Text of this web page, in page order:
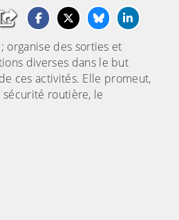
organise des sorties et
diverses dans le but
ces activités. Elle promeut,
routière, le